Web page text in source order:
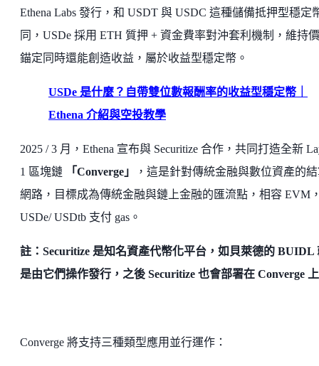
Ethena Labs 發行，和 USDT 與 USDC 這種儲備抵押型穩定
同，USDe 採用 ETH 質押 + 資金費率對沖套利機制，維持
錨定同時還能創造收益，屬於收益型穩定幣。
USDe 是什麼？自帶雙位數報酬率的收益型穩定幣｜
Ethena 介紹與空投教學
2025 / 3 月，Ethena 宣布與 Securitize 合作，共同打造全新
1 區塊鏈
「Converge」
，這是針對傳統金融與數位資產的
網路，目標成為傳統金融與鏈上金融的匯流點，相容 EVM
USDe/ USDtb 支付 gas。
註：Securitize 是知名資產代幣化平台，如貝萊德的 BUIDL
是由它們操作發行，之後 Securitize 也會部署在 Converge 上
Converge 將支持三種類型應用並行運作：